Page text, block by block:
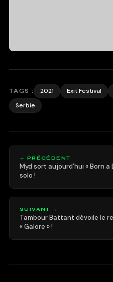
TAGS : 2021 Exit Festival
Serbie
← PRÉCÉDENT
Myd sort aujourd’hui « Born
solo !
SUIVANT →
Tambour Battant dévoile le
« Galore » !